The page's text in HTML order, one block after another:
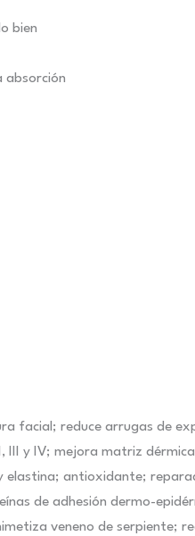
bien
absorción
facial; reduce arrugas de
III y IV; mejora matriz
elastina; antioxidante;
de adhesión dermo-
veneno de serpiente;